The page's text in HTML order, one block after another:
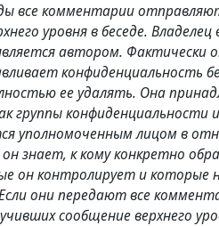
все комментарии
уровня в беседе.
автором. Фактически
конфиденциальность
ее удалять. Она
группы конфиденциальности
уполномоченным лицом в
он знает, к кому конкретно
он контролирует и которые
они передают все
сообщение верхнего